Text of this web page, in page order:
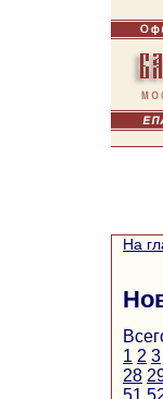
На
1 2 3
28
51